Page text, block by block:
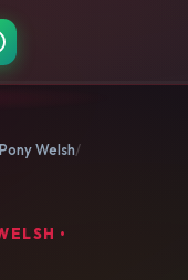
Pony Welsh
•